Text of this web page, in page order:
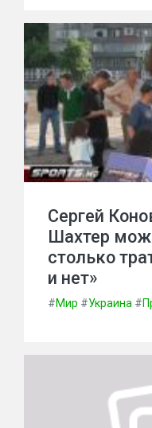
Сергей
Шахтер
столько
и нет»
#Мир #Украина #